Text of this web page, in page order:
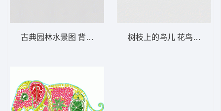
古典园林水景图 背景阁楼 树枝上的鸟儿 花鸟墙布